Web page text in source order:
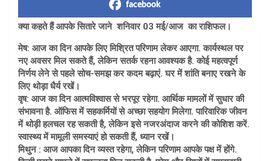
facebook
क्या कहते हैं आपके सितारे जाने शनिवार 03 मई/आज का राशिफल।
मेष: आज का दिन आपके लिए मिश्रित परिणाम लेकर आएगा. कार्यस्थल पर
नए अवसर मिल सकते हैं, लेकिन सतर्क रहना आवश्यक है. कोई महत्वपूर्ण
निर्णय लेने से पहले सोच-समझ कर कदम बढ़ाएं. घर में शांति बनाए रखने के
लिए थोड़ा धैर्य रखें।
वृष: आज का दिन आत्मविश्वास से भरपूर रहेगा. आर्थिक मामलों में सुधार की
संभावना है. ऑफिस में सहकर्मियों से अच्छा सहयोग मिलेगा. पारिवारिक जीवन
में थोड़ी हलचल रह सकती है, लेकिन इसे नजरअंदाज करने की कोशिश करें.
स्वास्थ्य में मामूली समस्याएं हो सकती हैं, ध्यान रखें।
मिथुन : आज आपका दिन व्यस्त रहेगा, लेकिन परिणाम आपके पक्ष में होंगे.